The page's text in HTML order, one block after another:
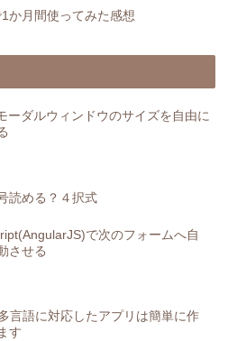
か月間使ってみた感想
ーダルウィンドウのサイズを自由に
読める？４択式
で次のフォームへ自
させる
言語に対応したアプリは簡単に作
す